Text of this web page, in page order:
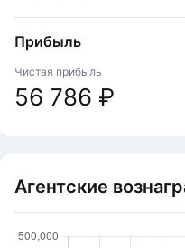
Прибыль
Чистая прибыль
56 786 ₽
Агентские